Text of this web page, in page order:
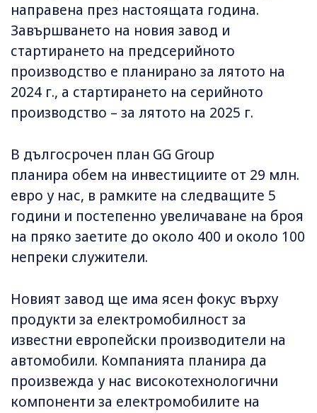
направeна през настоящата година.
Завършването на новия завод и
стартирането на предсерийното
производство е планирано за лятото на
2024 г., а стартирането на серийното
производство – за лятото на 2025 г.
В дългосрочен план GG Group
планира обем на инвестициите от 29 млн.
евро у нас, в рамките на следващите 5
години и постепенно увеличаване на броя
на пряко заетите до около 400 и около 100
непреки служители.
Новият завод ще има ясен фокус върху
продукти за електромобилност за
известни европейски производители на
автомобили. Компанията планира да
произвежда у нас високотехнологични
компоненти за електромобилите на